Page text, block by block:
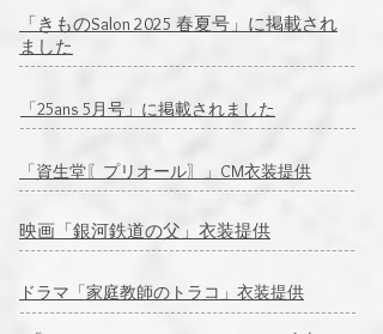
「きものSalon 2025 春夏号」に掲載され
ました
「25ans 5月号」に掲載されました
​「資生堂〖プリオール〗」CM衣装提供
映画「銀河鉄道の父」衣装提供
ドラマ「家庭教師のトラコ」衣装提供